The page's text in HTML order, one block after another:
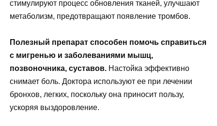
стимулируют процесс обновления тканей, улучшают
метаболизм, предотвращают появление тромбов.
Полезный препарат способен помочь справиться
с мигренью и заболеваниями мышц,
позвоночника, суставов. Настойка эффективно
снимает боль. Доктора используют ее при лечении
бронхов, легких, поскольку она приносит пользу,
ускоряя выздоровление.